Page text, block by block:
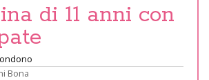
di 11 anni con
Bona